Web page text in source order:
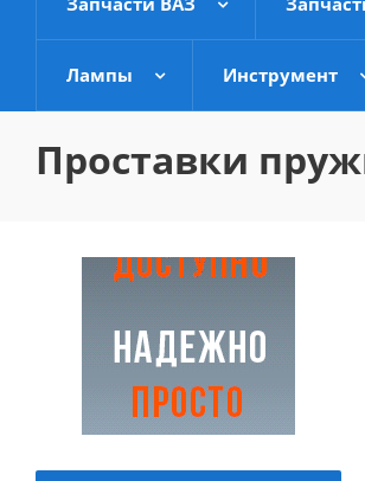
Лампы Инструмент
Проставки